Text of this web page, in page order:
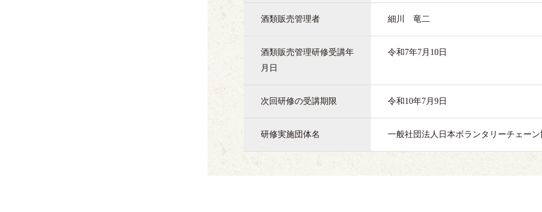
酒類販売管理者 細川 竜二
酒類販売管理研修受講年
月日
令和7年7月10日
次回研修の受講期限 令和10年7月9日
研修実施団体名 一般社団法人日本ボランタリーチェーン